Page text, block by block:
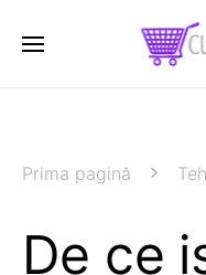
Prima pagină
De ce